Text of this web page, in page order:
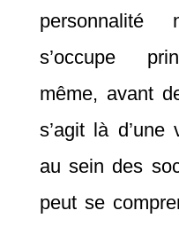
personnalité
s’occupe
même, avant
s’agit là d’une
au sein des
peut se